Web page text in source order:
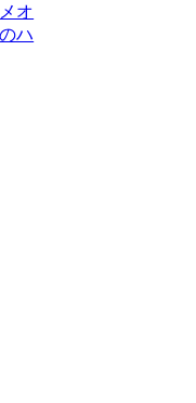
オ
ハ